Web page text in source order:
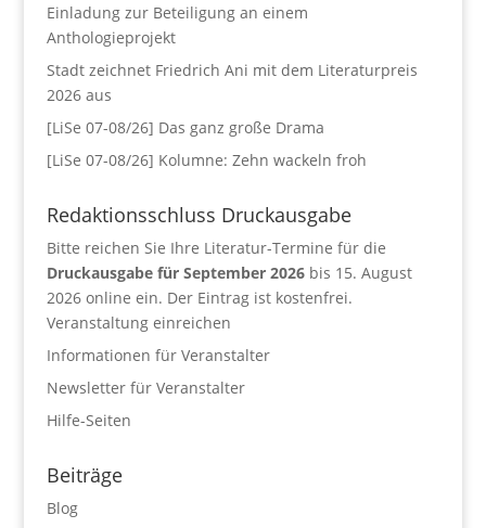
Einladung zur Beteiligung an einem
Anthologieprojekt
Stadt zeichnet Friedrich Ani mit dem Literaturpreis
2026 aus
[LiSe 07-08/26] Das ganz große Drama
[LiSe 07-08/26] Kolumne: Zehn wackeln froh
Redaktionsschluss Druckausgabe
Bitte reichen Sie Ihre Literatur-Termine für die
Druckausgabe für September 2026bis 15. August
2026 online ein. Der Eintrag ist kostenfrei.
Veranstaltung einreichen
Informationen für Veranstalter
Newsletter für Veranstalter
Hilfe-Seiten
Beiträge
Blog